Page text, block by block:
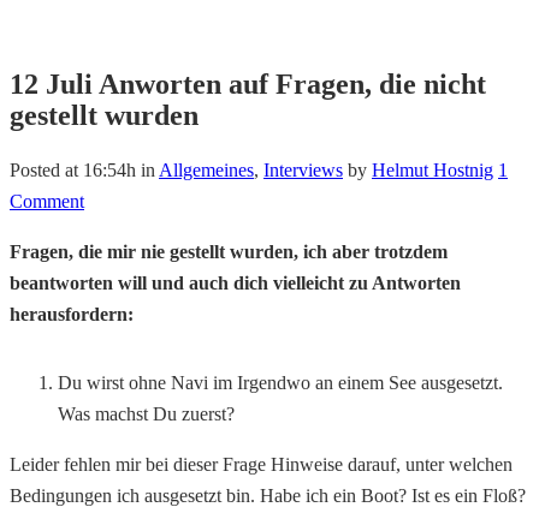
12 Juli Anworten auf Fragen, die nicht
gestellt wurden
Posted at 16:54h in Allgemeines, Interviews by Helmut Hostnig 1
Comment
Fragen, die mir nie gestellt wurden, ich aber trotzdem
beantworten will und auch dich vielleicht zu Antworten
herausfordern:
Du wirst ohne Navi im Irgendwo an einem See ausgesetzt.
Was machst Du zuerst?
Leider fehlen mir bei dieser Frage Hinweise darauf, unter welchen
Bedingungen ich ausgesetzt bin. Habe ich ein Boot? Ist es ein Floß?